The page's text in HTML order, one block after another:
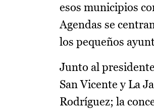
esos municipios
Agendas se
los pequeños
Junto al
San Vicente y La
Rodríguez; la